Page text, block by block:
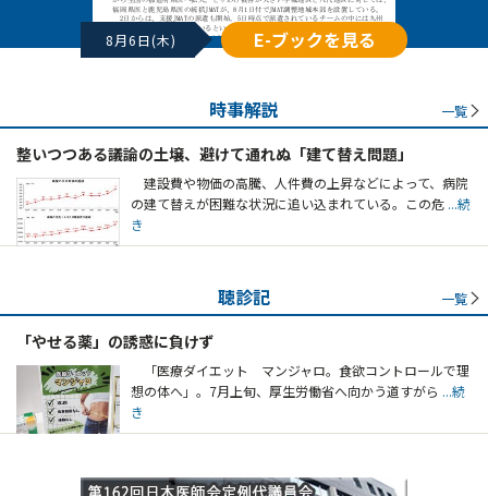
8月6日(木) E-ブックを見る
時事解説 一覧
整いつつある議論の土壌、避けて通れぬ「建て替え問題」
建設費や物価の高騰、人件費の上昇などによって、病院
の建て替えが困難な状況に追い込まれている。この危 ...続
き
聴診記 一覧
「やせる薬」の誘惑に負けず
「医療ダイエット マンジャロ。食欲コントロールで理
想の体へ」。7月上旬、厚生労働省へ向かう道すがら ...続
き